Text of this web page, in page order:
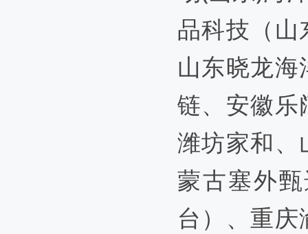
品科技（
山东晓龙
链、安徽乐
潍坊家和、
蒙古塞外
台）、重